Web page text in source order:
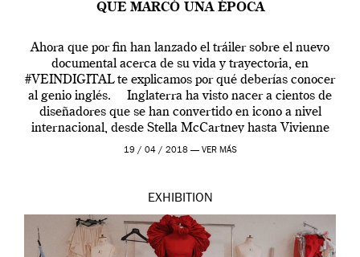
QUE MARCÓ UNA ÉPOCA
Ahora que por fin han lanzado el tráiler sobre el nuevo
documental acerca de su vida y trayectoria, en
#VEINDIGITAL te explicamos por qué deberías conocer
al genio inglés. Inglaterra ha visto nacer a cientos de
diseñadores que se han convertido en icono a nivel
internacional, desde Stella McCartney hasta Vivienne
Westwood pasando […]
19 / 04 / 2018 — VER MÁS
EXHIBITION